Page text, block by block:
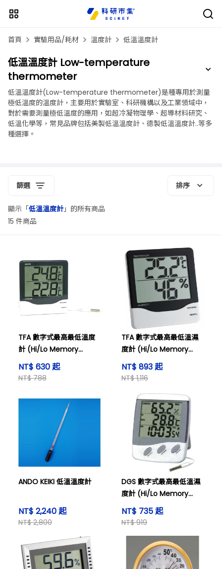
首頁 實驗用品/耗材 溫度計 低溫溫度計
低溫溫度計 Low-temperature
thermometer
低溫溫度計(Low-temperature thermometer)是種專用於測量
極低溫度的溫度計，主要用於實驗室、科研機構以及工業領域中，
對於需要測量極低溫度的應用，如超冷凝物理學、超導材料研究、
低溫化學等，常見品牌包括美製低溫溫度計、德製低溫溫度計..等多
種選擇。
篩選 排序
顯示「低溫溫度計」的所有商品
15 件商品
TFA 數字式最高最低溫度
計 (Hi/Lo Memory
Thermometer)
NT$ 630 起
NT$ 788
TFA 數字式最高最低溫濕
度計 (Hi/Lo Memory
Thermo-Hygrometer),
型號: 305002
NT$ 893 起
NT$ 1,116
ANDO KEIKI 低溫溫度計
NT$ 2,240 起
NT$ 2,800
DGS 數字式最高最低溫濕
度計 (Hi/Lo Memory
Thermo-Hygrometer),
HT9216
NT$ 735 起
NT$ 919